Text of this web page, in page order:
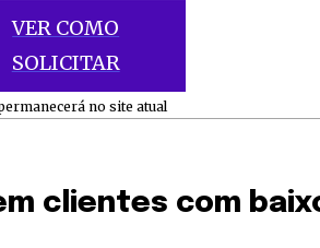
VER COMO
SOLICITAR
no site atual
clientes com